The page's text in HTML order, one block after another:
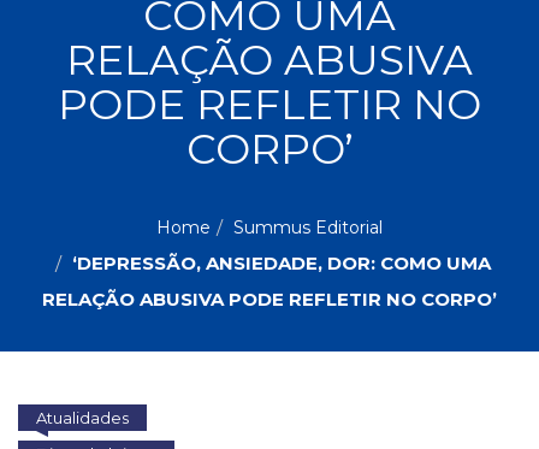
Astrologia
(27)
Atualidades,
Política,
Direitos
Biografias,
Depoimentos,
Vivências
(102)
Cinema
VENDIDOS
COMO UMA
RELAÇÃO ABUSIVA
PODE REFLETIR NO
CORPO’
Home Summus Editorial
‘DEPRESSÃO, ANSIEDADE, DOR: COMO UMA
RELAÇÃO ABUSIVA PODE REFLETIR NO CORPO’
Atualidades